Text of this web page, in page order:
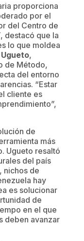
proporciona
por el
del Centro de
destacó que la
lo que moldea
,
de Método,
del entorno
“Estar
cliente es
de
más
Ugueto resaltó
del país
nichos de
hay
es solucionar
de
en el que
deben avanzar